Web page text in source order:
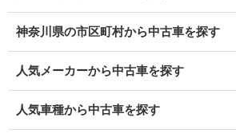
神奈川県の市区町村から中古車を探す
人気メーカーから中古車を探す
人気車種から中古車を探す